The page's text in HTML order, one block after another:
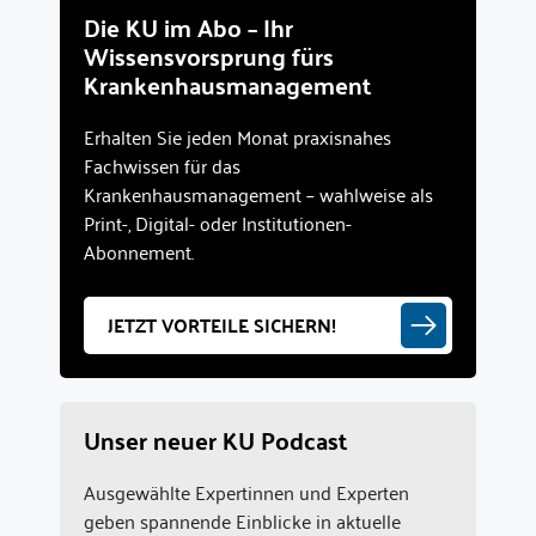
Die KU im Abo – Ihr
Wissensvorsprung fürs
Krankenhausmanagement
Erhalten Sie jeden Monat praxisnahes
Fachwissen für das
Krankenhausmanagement – wahlweise als
Print-, Digital- oder Institutionen-
Abonnement.
JETZT VORTEILE SICHERN!
Unser neuer KU Podcast
Ausgewählte Expertinnen und Experten
geben spannende Einblicke in aktuelle